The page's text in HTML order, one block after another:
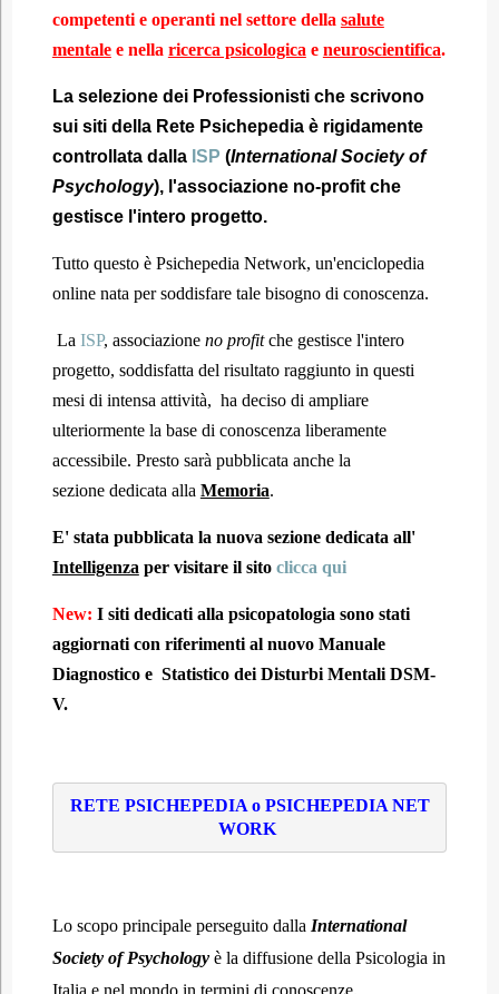
competenti e operanti nel settore della salute
mentalee nella ricerca psicologica e neuroscientifica.
La selezione dei Professionisti che scrivono
sui siti della Rete Psichepedia è rigidamente
controllata dalla ISP (International Society of
Psychology), l'associazione no-profit che
gestisce l'intero progetto.
Tutto questo è Psichepedia Network, un'enciclopedia
online nata per soddisfare tale bisogno di conoscenza.
La ISP, associazione no profitche gestisce l'intero
progetto, soddisfatta del risultato raggiunto in questi
mesi di intensa attività, ha deciso di ampliare
ulteriormente la base di conoscenza liberamente
accessibile. Presto sarà pubblicata anche la
sezione dedicata alla Memoria.
E' stata pubblicata la nuova sezione dedicata all'
Intelligenza per visitare il sito clicca qui
New: I siti dedicati alla psicopatologia sono stati
aggiornati con riferimenti al nuovo Manuale
Diagnostico e Statistico dei Disturbi Mentali DSM-
V.
RETE PSICHEPEDIA o PSICHEPEDIA NET
WORK
Lo scopo principale perseguito dalla International
Society of Psychologyè la diffusione della Psicologia in
Italia e nel mondo in termini di conoscenze.